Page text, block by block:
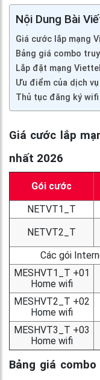
Nội Dung Bài
Giá cước lắp mạng
Bảng giá combo
Lắp đặt mạng
Ưu điểm của dịch
Thủ tục đăng ký
Giá cước lắp
nhất 2026
Gói cước
NETVT1_T
NETVT2_T
Các gói
MESHVT1_T +01
Home wifi
MESHVT2_T +02
Home wifi
MESHVT3_T +03
Home wifi
Bảng giá